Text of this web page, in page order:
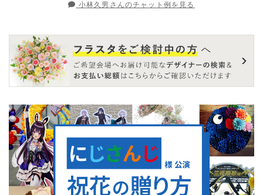
小林久男さんのチャット例を見る